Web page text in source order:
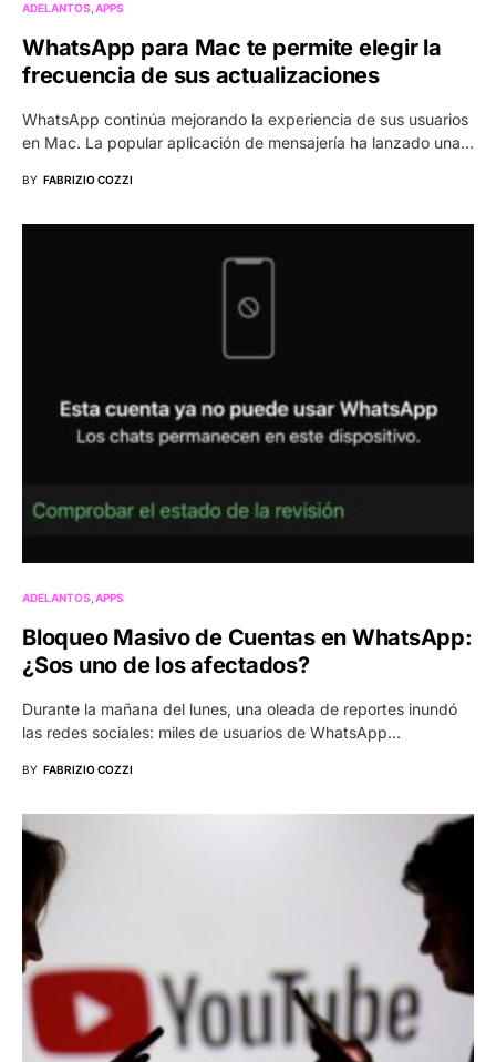
ADELANTOS APPS
WhatsApp para Mac te permite elegir la
frecuencia de sus actualizaciones
WhatsApp continúa mejorando la experiencia de sus usuarios
en Mac. La popular aplicación de mensajería ha lanzado una…
BY FABRIZIO COZZI
ADELANTOS APPS
Bloqueo Masivo de Cuentas en WhatsApp:
¿Sos uno de los afectados?
Durante la mañana del lunes, una oleada de reportes inundó
las redes sociales: miles de usuarios de WhatsApp…
BY FABRIZIO COZZI